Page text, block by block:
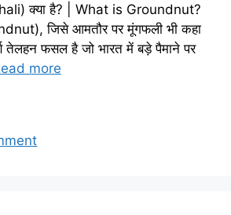
क्या है? | What is Groundnut?
जिसे आमतौर पर मूंगफली भी कहा
तेलहन फसल है जो भारत में बड़े पैमाने पर
more